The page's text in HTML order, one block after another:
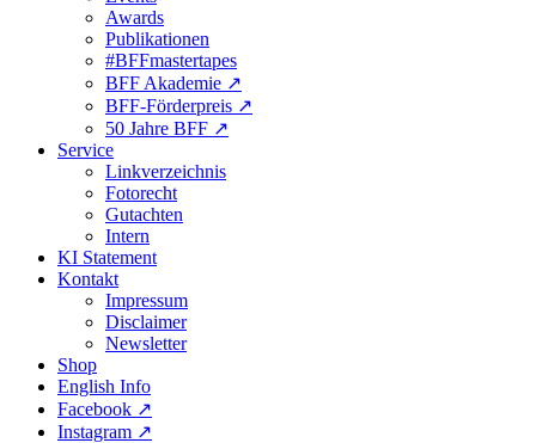
Awards
Publikationen
#BFFmastertapes
BFF Akademie ↗︎
BFF-Förderpreis ↗︎
50 Jahre BFF ↗︎
Service
Linkverzeichnis
Fotorecht
Gutachten
Intern
KI Statement
Kontakt
Impressum
Disclaimer
Newsletter
Shop
English Info
Facebook ↗︎
Instagram ↗︎